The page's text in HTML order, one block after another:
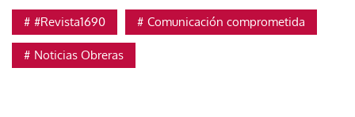
#Revista1690 Comunicación comprometida
Noticias Obreras